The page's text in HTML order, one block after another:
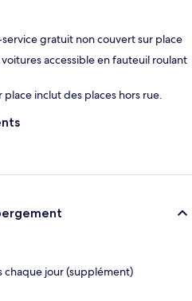
gratuit non couvert sur place
accessible en fauteuil roulant
place inclut des places hors rue.
chaque jour (supplément)